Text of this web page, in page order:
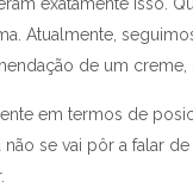
Atualmente,
de um
em termos de
se vai pôr a falar